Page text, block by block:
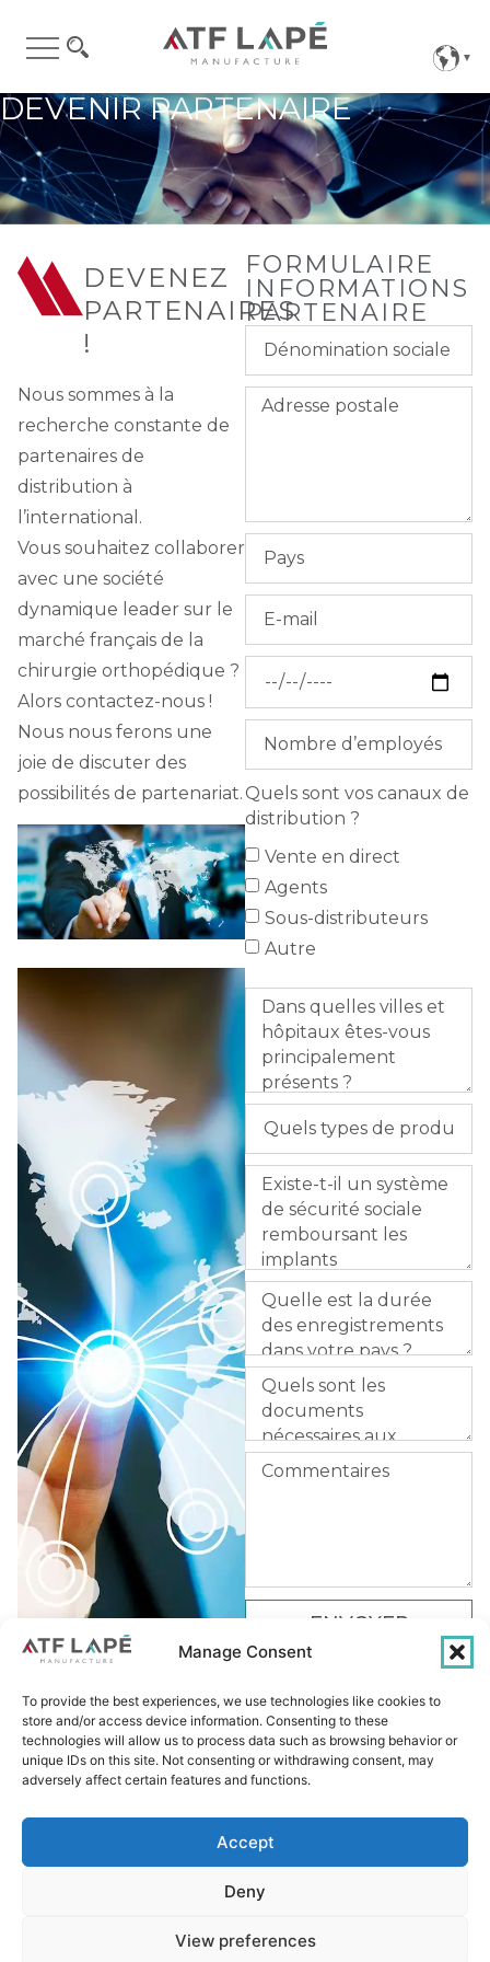
Manage Consent
To provide the best experiences, we use technologies like cookies to
store and/or access device information. Consenting to these
technologies will allow us to process data such as browsing behavior or
unique IDs on this site. Not consenting or withdrawing consent, may
adversely affect certain features and functions.
Accept
Deny
View preferences
DEVENIR PARTENAIRE
DEVENEZ
PARTENAIRES
!
Nous sommes à la
recherche constante de
partenaires de
distribution à
l’international.
Vous souhaitez collaborer
avec une société
dynamique leader sur le
marché français de la
chirurgie orthopédique ?
Alors contactez-nous !
Nous nous ferons une
joie de discuter des
possibilités de partenariat.
FORMULAIRE
INFORMATIONS
PARTENAIRE
Quels sont vos canaux de
distribution ?
Vente en direct
Agents
Sous-distributeurs
Autre
ENVOYER
PLAN DU SITE